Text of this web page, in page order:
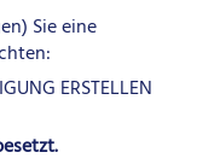
Sie eine
ERSTELLEN